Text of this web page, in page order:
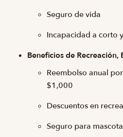
Seguro de vida
Incapacidad a corto
Beneficios de Recreación,
Reembolso anual
$1,000
Descuentos en
Seguro para